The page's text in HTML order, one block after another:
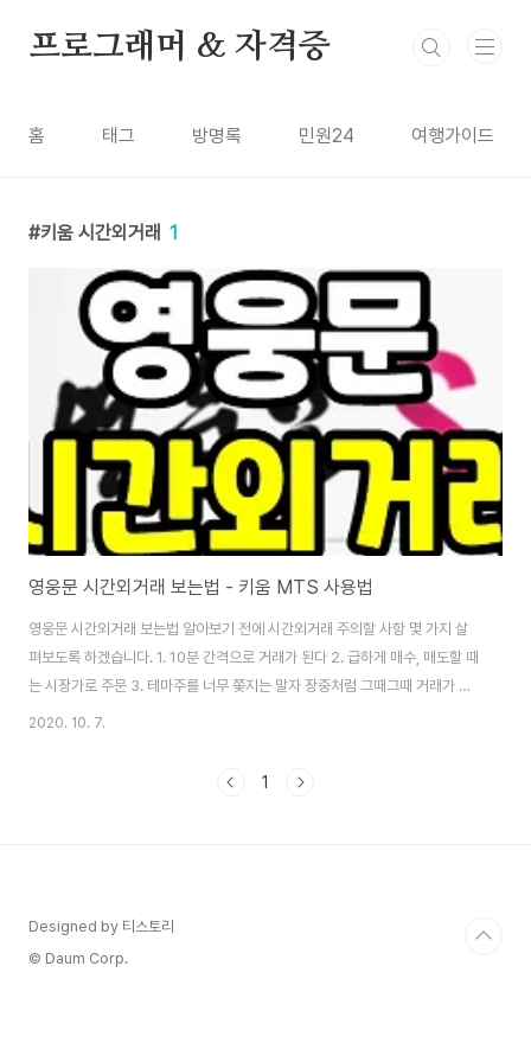
프로그래머 & 자격증
홈 태그 방명록 민원24 여행가이드
키움 시간외거래 1
영웅문 시간외거래 보는법 - 키움 MTS 사용법
영웅문 시간외거래 보는법 알아보기 전에 시간외거래 주의할 사항 몇 가지 살
펴보도록 하겠습니다. 1. 10분 간격으로 거래가 된다 2. 급하게 매수, 매도할 때
는 시장가로 주문 3. 테마주를 너무 쫓지는 말자 장중처럼 그때그때 거래가 이
뤄지지 않고, 4시부터 6시까지 10분 간격으로 거래되고요. 급하게 매수, 매도
테마주를 너무 쫓지 마세요. 윗꼬리, 아랫꼬리를 보고 현혹되어 매매하면 꼭짓
2020. 10. 7.
1
Designed by 티스토리
© Daum Corp.